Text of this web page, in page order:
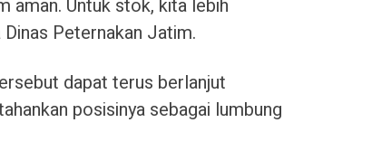
aman. Untuk stok, kita lebih
Peternakan Jatim.
dapat terus berlanjut
posisinya sebagai lumbung